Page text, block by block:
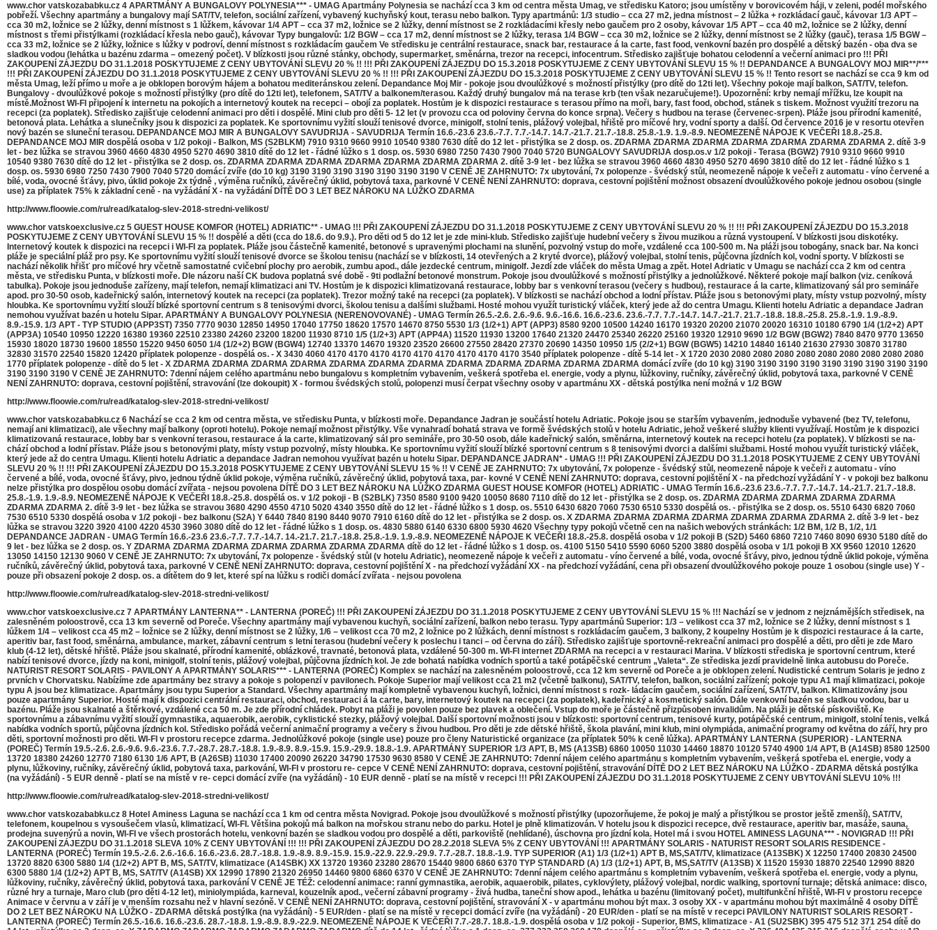
www.chor vatskozababku.cz 4 APARTMÁNY A BUNGALOVY POLYNESIA*** - UMAG Apartmány Polynesia se nachází cca 3 km od centra města Umag, ve středisku Katoro; jsou umístěny v borovicovém háji, v zeleni, podél mořského
pobřeží. Všechny apartmány a bungalovy mají SAT/TV, telefon, sociální zařízení, vybavený kuchyňský kout, terasu nebo balkon. Typy apartmánů: 1/3 studio – cca 27 m2, jedna místnost – 2 lůžka + rozkládací gauč, kávovar 1/3 APT –
cca 30 m2, ložnice se 2 lůžky, denní místnost s 1 lůžkem, kávovar 1/4 APT – cca 37 m2, ložnice se 2 lůžky, denní místnost se 2 rozkládacími křesly nebo gaučem pro 2 osoby, kávovar 1/5 APT – cca 40 m2, ložnice se 2 lůžky, denní
místnost s třemi přistýlkami (rozkládací křesla nebo gauč), kávovar Typy bungalovů: 1/2 BGW – cca 17 m2, denní místnost se 2 lůžky, terasa 1/4 BGW – cca 30 m2, ložnice se 2 lůžky, denní místnost se 2 lůžky (gauč), terasa 1/5 BGW –
cca 33 m2, ložnice se 2 lůžky, ložnice s lůžky v podroví, denní místnost s rozkládacím gaučem Ve středisku je centrální restaurace, snack bar, restaurace á la carte, fast food, venkovní bazén pro dospělé a dětský bazén - oba dva se
sladkou vodou (lehátka u bazénu zdarma – omezený počet). V blízkosti jsou různé stánky, obchody, supermarket, směnárna, trezor na recepci, infocentrum. Středisko zajišťuje bohatou celodenní a večerní animaci pro !!! PŘI
ZAKOUPENÍ ZÁJEZDU DO 31.1.2018 POSKYTUJEME Z CENY UBYTOVÁNÍ SLEVU 20 % !! !!! PŘI ZAKOUPENÍ ZÁJEZDU DO 15.3.2018 POSKYTUJEME Z CENY UBYTOVÁNÍ SLEVU 15 % !! DEPANDANCE A BUNGALOVY MOJ MIR**/***
!!! PŘI ZAKOUPENÍ ZÁJEZDU DO 31.1.2018 POSKYTUJEME Z CENY UBYTOVÁNÍ SLEVU 20 % !! !!! PŘI ZAKOUPENÍ ZÁJEZDU DO 15.3.2018 POSKYTUJEME Z CENY UBYTOVÁNÍ SLEVU 15 % !! Tento resort se nachází se cca 9 km od
města Umag, leží přímo u moře a je obklopen borovým hájem a bohatou mediteránskou zelení. Depandance Moj Mir - pokoje jsou dvoulůžkové s možností přistýlky (pro dítě do 12ti let). Všechny pokoje mají balkon, SAT/TV, telefon.
Bungalovy - dvoulůžkové pokoje s možností přistýlky (pro dítě do 12ti let), telefonem, SAT/TV a balkonem/terasou. Každý druhý bungalov má na terase krb (ten však nezaručujeme!). Upozornění: krby nemají mřížku, lze koupit na
místě.Možnost WI-FI připojení k internetu na pokojích a internetový koutek na recepci – obojí za poplatek. Hostům je k dispozici restaurace s terasou přímo na moři, bary, fast food, obchod, stánek s tiskem. Možnost využití trezoru na
recepci (za poplatek). Středisko zajišťuje celodenní animaci pro děti i dospělé. Mini club pro děti 5- 12 let (v provozu cca od poloviny června do konce srpna). Večery s hudbou na terase (červenec-srpen). Pláže jsou přírodní kamenité,
betonová plata. Lehátka a slunečníky jsou k dispozici za poplatek. Ke sportovnímu vyžití slouží tenisové dvorce, minigolf, stolní tenis, plážový volejbal, hřiště pro míčové hry, vodní sporty a další. Od července 2016 je v resortu otevřen
nový bazén se sluneční terasou. DEPANDANCE MOJ MIR A BUNGALOVY SAVUDRIJA - SAVUDRIJA Termín 16.6.-23.6 23.6.-7.7. 7.7.-14.7. 14.7.-21.7. 21.7.-18.8. 25.8.-1.9. 1.9.-8.9. NEOMEZENĚ NÁPOJE K VEČEŘI 18.8.-25.8.
DEPANDANCE MOJ MIR dospělá osoba v 1/2 pokoji - Balkon, MS (S2BLKM) 7910 9310 9660 9910 10540 9380 7630 dítě do 12 let - přistýlka se 2 dosp. os. ZDARMA ZDARMA ZDARMA ZDARMA ZDARMA ZDARMA ZDARMA 2. dítě 3-9
let - bez lůžka se stravou 3960 4660 4830 4950 5270 4690 3810 dítě do 12 let - řádné lůžko s 1 dosp. os. 5930 6980 7250 7430 7900 7040 5720 BUNGALOVY SAVUDRIJA dosp.os.v 1/2 pokoji - Terasa (BGW2) 7910 9310 9660 9910
10540 9380 7630 dítě do 12 let - přistýlka se 2 dosp. os. ZDARMA ZDARMA ZDARMA ZDARMA ZDARMA ZDARMA ZDARMA 2. dítě 3-9 let - bez lůžka se stravou 3960 4660 4830 4950 5270 4690 3810 dítě do 12 let - řádné lůžko s 1
dosp. os. 5930 6980 7250 7430 7900 7040 5720 domácí zvíře (do 10 kg) 3190 3190 3190 3190 3190 3190 3190 V CENĚ JE ZAHRNUTO: 7x ubytování, 7x polopenze - švédský stůl, neomezeně nápoje k večeři z automatu - víno červené a
bílé, voda, ovocné šťávy, pivo, úklid pokoje 2x týdně , výměna ručníků, závěrečný úklid, pobytová taxa, parkovné V CENĚ NENÍ ZAHRNUTO: doprava, cestovní pojištění možnost obsazení dvoulůžkového pokoje jednou osobou (single
use) za příplatek 75% k základní ceně - na vyžádání X - na vyžádání DÍTĚ DO 3 LET BEZ NÁROKU NA LŮŽKO ZDARMA
http://www.floowie.com/ru/read/katalog-slev-2018-stredni-velikost/
www.chor vatskoexclusive.cz 5 GUEST HOUSE KOMFOR (HOTEL) ADRIATIC** - UMAG !!! PŘI ZAKOUPENÍ ZÁJEZDU DO 31.1.2018 POSKYTUJEME Z CENY UBYTOVÁNÍ SLEVU 20 % !! !!! PŘI ZAKOUPENÍ ZÁJEZDU DO 15.3.2018
POSKYTUJEME Z CENY UBYTOVÁNÍ SLEVU 15 % !! dospělé a děti (cca do 18.6. do 9.9.). Pro děti od 5 do 12 let je zde mini-klub. Středisko zajišťuje hudební večery s živou muzikou a různá vystoupení. V blízkosti jsou diskotéky.
Internetový koutek k dispozici na recepci i WI-FI za poplatek. Pláže jsou částečně kamenité, betonové s upravenými plochami na slunění, pozvolný vstup do moře, vzdálené cca 100-500 m. Na pláži jsou tobogány, snack bar. Na konci
pláže je speciální pláž pro psy. Ke sportovnímu vyžití slouží tenisové dvorce se školou tenisu (nachází se v blízkosti, 14 otevřených a 2 kryté dvorce), plážový volejbal, stolní tenis, půjčovna jízdních kol, vodní sporty. V blízkosti se
nachází několik hřišť pro míčové hry včetně samostatné cvičební plochy pro aerobik, zumbu apod., dále jezdecké centrum, minigolf. Jezdí zde vláček do města Umag a zpět. Hotel Adriatic v Umagu se nachází cca 2 km od centra
města, ve středisku Punta, v blízkosti moře. Dle názoru naší CK budova poplatná své době - 9ti podlažní betonové monstrum. Pokoje jsou dvoulůžkové s možností přistýlky a jednolůžkové. Některé pokoje mají balkon (viz. ceníková
tabulka). Pokoje jsou jednoduše zařízeny, mají telefon, nemají klimatizaci ani TV. Hostům je k dispozici klimatizovaná restaurace, lobby bar s venkovní terasou (večery s hudbou), restaurace á la carte, klimatizovaný sál pro semináře
apod. pro 30-50 osob, kadeřnický salón, internetový koutek na recepci (za poplatek). Trezor možný také na recepci (za poplatek). V blízkosti se nachází obchod a lodní přístav. Pláže jsou s betonovými platy, místy vstup pozvolný, místy
hloubka. Ke sportovnímu vyžití slouží blízké sportovní centrum s 8 tenisovými dvorci, školou tenisu a dalšími službami. Hosté mohou využít turistický vláček, který jede až do centra Umagu. Klienti hotelu Adriatic a depandace Jadran
nemohou využívat bazén u hotelu Sipar. APARTMÁNY A BUNGALOVY POLYNESIA (NERENOVOVANÉ) - UMAG Termín 26.5.-2.6. 2.6.-9.6. 9.6.-16.6. 16.6.-23.6. 23.6.-7.7. 7.7.-14.7. 14.7.-21.7. 21.7.-18.8. 18.8.-25.8. 25.8.-1.9. 1.9.-8.9.
8.9.-15.9. 1/3 APT - TYP STUDIO (APP3ST) 7350 7770 9030 12850 14950 17040 17750 18620 17570 14670 8750 5530 1/3 (1/2+1) APT (APP3) 8580 9200 10500 14240 16170 19320 20200 21070 20020 16310 10180 6790 1/4 (1/2+2) APT
(APP3A) 10540 10950 12220 16380 19360 22510 23380 24260 23200 18200 11930 8710 1/5 (1/2+3) APT (APP4A) 11520 11930 13200 17640 21320 24470 25340 26220 25160 19320 12910 9690 1/2 BGW (BGW2) 7840 8470 9770 13650
15930 18020 18730 19600 18550 15220 9450 6050 1/4 (1/2+2) BGW (BGW4) 12740 13370 14670 19320 23520 26600 27550 28420 27370 20690 14350 10950 1/5 (2/2+1) BGW (BGW5) 14210 14840 16140 21630 27930 30870 31780
32830 31570 22540 15820 12420 příplatek polopenze - dospělá os. - X 3430 4060 4170 4170 4170 4170 4170 4170 4170 4170 4170 3540 příplatek polopenze - dítě 5-14 let - X 1720 2030 2080 2080 2080 2080 2080 2080 2080 2080 2080
1770 příplatek polopenze - dítě do 5 let - X ZDARMA ZDARMA ZDARMA ZDARMA ZDARMA ZDARMA ZDARMA ZDARMA ZDARMA ZDARMA ZDARMA ZDARMA domácí zvíře (do 10 kg) 3190 3190 3190 3190 3190 3190 3190 3190 3190
3190 3190 3190 V CENĚ JE ZAHRNUTO: 7denní nájem celého apartmánu nebo bungalovu s kompletním vybavením, veškerá spotřeba el. energie, vody a plynu, lůžkoviny, ručníky, závěrečný úklid, pobytová taxa, parkovné V CENĚ
NENÍ ZAHRNUTO: doprava, cestovní pojištění, stravování (lze dokoupit) X - formou švédských stolů, polopenzi musí čerpat všechny osoby v apartmánu XX - dětská postýlka není možná v 1/2 BGW
http://www.floowie.com/ru/read/katalog-slev-2018-stredni-velikost/
www.chor vatskozababku.cz 6 Nachází se cca 2 km od centra města, ve středisku Punta, v blízkosti moře. Depandance Jadran je součástí hotelu Adriatic. Pokoje jsou se starším vybavením, jednoduše vybavené (bez TV, telefonu,
nemají ani klimatizaci), ale všechny mají balkony (oproti hotelu). Pokoje nemají možnost přistýlky. Vše vynahradí bohatá strava ve formě švédských stolů v hotelu Adriatic, jehož veškeré služby klienti využívají. Hostům je k dispozici
klimatizovaná restaurace, lobby bar s venkovní terasou, restaurace á la carte, klimatizovaný sál pro semináře, pro 30-50 osob, dále kadeřnický salón, směnárna, internetový koutek na recepci hotelu (za poplatek). V blízkosti se na-
chází obchod a lodní přístav. Pláže jsou s betonovými platy, místy vstup pozvolný, místy hloubka. Ke sportovnímu vyžití slouží blízké sportovní centrum s 8 tenisovými dvorci a dalšími službami. Hosté mohou využít turistický vláček,
který jede až do centra Umagu. Klienti hotelu Adriatic a depandace Jadran nemohou využívat bazén u hotelu Sipar. DEPANDANCE JADRAN* - UMAG !!! PŘI ZAKOUPENÍ ZÁJEZDU DO 31.1.2018 POSKYTUJEME Z CENY UBYTOVÁNÍ
SLEVU 20 % !! !!! PŘI ZAKOUPENÍ ZÁJEZDU DO 15.3.2018 POSKYTUJEME Z CENY UBYTOVÁNÍ SLEVU 15 % !! V CENĚ JE ZAHRNUTO: 7x ubytování, 7x polopenze - švédský stůl, neomezeně nápoje k večeři z automatu - víno
červené a bílé, voda, ovocné šťávy, pivo, jednou týdně úklid pokoje, výměna ručníků, závěrečný úklid, pobytová taxa, par- kovné V CENĚ NENÍ ZAHRNUTO: doprava, cestovní pojištění X - na předchozí vyžádání Y - v pokoji bez balkonu
nelze přistýlka pro dospělou osobu domácí zvířata - nejsou povolena DÍTĚ DO 3 LET BEZ NÁROKU NA LŮŽKO ZDARMA GUEST HOUSE KOMFOR (HOTEL) ADRIATIC - UMAG Termín 16.6.-23.6 23.6.-7.7. 7.7.-14.7. 14.-21.7. 21.7.-18.8.
25.8.-1.9. 1.9.-8.9. NEOMEZENĚ NÁPOJE K VEČEŘI 18.8.-25.8. dospělá os. v 1/2 pokoji - B (S2BLK) 7350 8580 9100 9420 10050 8680 7110 dítě do 12 let - přistýlka se 2 dosp. os. ZDARMA ZDARMA ZDARMA ZDARMA ZDARMA
ZDARMA ZDARMA 2. dítě 3-9 let - bez lůžka se stravou 3680 4290 4550 4710 5020 4340 3550 dítě do 12 let - řádné lůžko s 1 dosp. os. 5510 6430 6820 7060 7530 6510 5330 dospělá os. - přistýlka se 2 dosp. os. 5510 6430 6820 7060
7530 6510 5330 dospělá osoba v 1/2 pokoji - bez balkonu (S2A) Y 6440 7840 8190 8440 9070 7910 6160 dítě do 12 let - přistýlka se 2 dosp. os. X ZDARMA ZDARMA ZDARMA ZDARMA ZDARMA ZDARMA ZDARMA 2. dítě 3-9 let - bez
lůžka se stravou 3220 3920 4100 4220 4530 3960 3080 dítě do 12 let - řádné lůžko s 1 dosp. os. 4830 5880 6140 6330 6800 5930 4620 Všechny typy pokojů včetně cen na našich webových stránkách: 1/2 BM, 1/2 B, 1/2, 1/1
DEPANDANCE JADRAN - UMAG Termín 16.6.-23.6 23.6.-7.7. 7.7.-14.7. 14.-21.7. 21.7.-18.8. 25.8.-1.9. 1.9.-8.9. NEOMEZENĚ NÁPOJE K VEČEŘI 18.8.-25.8. dospělá osoba v 1/2 pokoji B (S2D) 5460 6860 7210 7460 8090 6930 5180 dítě do
9 let - bez lůžka se 2 dosp. os. Y ZDARMA ZDARMA ZDARMA ZDARMA ZDARMA ZDARMA ZDARMA dítě do 12 let - řádné lůžko s 1 dosp. os. 4100 5150 5410 5590 6060 5200 3880 dospělá osoba v 1/1 pokoji B XX 9560 12010 12620
13050 14150 12130 9060 V CENĚ JE ZAHRNUTO: 7x ubytování, 7x polopenze - švédský stůl (v hotelu Adriatic), neomezeně nápoje k večeři z automatu - víno červené a bílé, voda, ovocné šťávy, pivo, jednou týdně úklid pokoje, výměna
ručníků, závěrečný úklid, pobytová taxa, parkovné V CENĚ NENÍ ZAHRNUTO: doprava, cestovní pojištění X - na předchozí vyžádání XX - na předchozí vyžádání, cena při obsazení dvoulůžkového pokoje pouze 1 osobou (single use) Y -
pouze při obsazení pokoje 2 dosp. os. a dítětem do 9 let, které spí na lůžku s rodiči domácí zvířata - nejsou povolena
http://www.floowie.com/ru/read/katalog-slev-2018-stredni-velikost/
www.chor vatskoexclusive.cz 7 APARTMÁNY LANTERNA** - LANTERNA (POREČ) !!! PŘI ZAKOUPENÍ ZÁJEZDU DO 31.1.2018 POSKYTUJEME Z CENY UBYTOVÁNÍ SLEVU 15 % !!! Nachází se v jednom z nejznámějších středisek, na
zalesněném poloostrově, cca 13 km severně od Poreče. Všechny apartmány mají vybavenou kuchyň, sociální zařízení, balkon nebo terasu. Typy apartmánů Superior: 1/3 – velikost cca 37 m2, ložnice se 2 lůžky, denní místnost s 1
lůžkem 1/4 – velikost cca 45 m2 – ložnice se 2 lůžky, denní místnost se 2 lůžky, 1/6 – velikost cca 70 m2, 2 ložnice po 2 lůžkách, denní místnost s rozkládacím gaučem, 3 balkony, 2 koupelny Hostům je k dispozici restaurace á la carte,
aperitiv bar, fast food, směnárna, ambulance, market, zábavní centrum s letní terasou (hudební večery k poslechu i tanci – od června do září). Středisko zajišťuje sportovně-rekreační animaci pro dospělé a děti, pro děti je zde Maro
klub (4-12 let), dětské hřiště. Pláže jsou skalnaté, přírodní kamenité, oblázkové, travnaté, betonová plata, vzdálené 50-300 m. WI-FI internet ZDARMA na recepci a v restauraci Marina. V blízkosti střediska je sportovní centrum, které
nabízí tenisové dvorce, jízdy na koni, minigolf, stolní tenis, plážový volejbal, půjčovna jízdních kol. Je zde bohatá nabídka vodních sportů a také potápěčské centrum „Valeta“. Ze střediska jezdí pravidelně linka autobusu do Poreče.
NATURIST RESORT SOLARIS - PAVILONY A APARTMÁNY SOLARIS*** - LANTERNA (POREČ) Komplex se nachází na zalesněném poloostrově, cca 12 km severně od Poreče a je obklopen zelení. Nudistické centrum Solaris je jedno z
prvních v Chorvatsku. Nabízíme zde apartmány bez stravy a pokoje s polopenzí v pavilonech. Pokoje Superior mají velikost cca 21 m2 (včetně balkonu), SAT/TV, telefon, balkon, sociální zařízení; pokoje typu A1 mají klimatizaci, pokoje
typu A jsou bez klimatizace. Apartmány jsou typu Superior a Standard. Všechny apartmány mají kompletně vybavenou kuchyň, ložnici, denní místnost s rozk- ládacím gaučem, sociální zařízení, SAT/TV, balkon. Klimatizovány jsou
pouze apartmány Superior. Hosté mají k dispozici centrální restauraci, obchod, restauraci á la carte, bary, internetový koutek na recepci (za poplatek), kadeřnický a kosmetický salón. Dále venkovní bazén se sladkou vodou, bar u
bazénu. Pláže jsou skalnaté a štěrkové, vzdálené cca 50 m. Je zde přírodní chládek. Pobyt na pláži je povolen pouze bez plavek a oblečení. Vstup do moře je částečně přizpůsoben invalidům. Na pláži je dětské pískoviště. Ke
sportovnímu a zábavnímu vyžití slouží gymnastika, aquaerobik, aerobik, cyklistické stezky, plážový volejbal. Další sportovní možnosti jsou v blízkosti: sportovní centrum, tenisové kurty, potápěčské centrum, minigolf, stolní tenis, velká
nabídka vodních sportů, půjčovna jízdních kol. Středisko pořádá večerní animační programy a večery s živou hudbou. Pro děti je zde dětské hřiště, škola plavání, mini klub, mini olympiáda, animační programy od května do září, hry pro
děti, sportovní možnosti pro děti. WI-FI v prostoru recepce zdarma. Jednolůžkové pokoje (single use) pouze pro členy Naturistické organizace (za příplatek 50% k ceně lůžka). APARTMÁNY LANTERNA (SUPERIOR) - LANTERNA
(POREČ) Termín 19.5.-2.6. 2.6.-9.6. 9.6.-23.6. 7.7.-28.7. 28.7.-18.8. 1.9.-8.9. 8.9.-15.9. 15.9.-29.9. 18.8.-1.9. APARTMÁNY SUPERIOR 1/3 APT, B, MS (A13SB) 6860 10050 11030 14460 18870 10120 5740 4900 1/4 APT, B (A14SB) 8580 12500
13720 18380 24260 12770 7180 6130 1/6 APT, B (A26SB) 11030 17400 20090 26220 34790 17530 9630 8580 V CENĚ JE ZAHRNUTO: 7denní nájem celého apartmánu s kompletním vybavením, veškerá spotřeba el. energie, vody a
plynu, lůžkoviny, ručníky, závěrečný úklid, pobytová taxa, parkování, WI-FI v prostoru re- cepce V CENĚ NENÍ ZAHRNUTO: doprava, cestovní pojištění, stravování DÍTĚ DO 2 LET BEZ NÁROKU NA LŮŽKO - ZDARMA dětská postýlka
(na vyžádání) - 5 EUR denně - platí se na místě v re- cepci domácí zvíře (na vyžádání) - 10 EUR denně - platí se na místě v recepci !!! PŘI ZAKOUPENÍ ZÁJEZDU DO 31.1.2018 POSKYTUJEME Z CENY UBYTOVÁNÍ SLEVU 10% !!!
http://www.floowie.com/ru/read/katalog-slev-2018-stredni-velikost/
www.chor vatskozababku.cz 8 Hotel Aminess Laguna se nachází cca 1 km od centra města Novigrad. Pokoje jsou dvoulůžkové s možností přistýlky (upozorňujeme, že pokoj je malý a přistýlkou se prostor ještě zmenší), SAT/TV,
telefonem, koupelnou s vysoušečem vlasů, klimatizací, WI-FI. Většina pokojů má balkon na mořskou stranu nebo do parku. Hotel je plně klimatizován. V hotelu jsou k dispozici recepce, dvě restaurace, aperitiv bar, masáže, sauna,
prodejna suvenýrů a novin, WI-FI ve všech prostorách hotelu, venkovní bazén se sladkou vodou pro dospělé a děti, parkoviště (nehlídané), úschovna pro jízdní kola. Hotel má i svou HOTEL AMINESS LAGUNA*** - NOVIGRAD !!! PŘI
ZAKOUPENÍ ZÁJEZDU DO 31.1.2018 SLEVA 10% Z CENY UBYTOVÁNÍ !!! !!! PŘI ZAKOUPENÍ ZÁJEZDU DO 28.2.2018 SLEVA 5% Z CENY UBYTOVÁNÍ !!! APARTMÁNY SOLARIS - NATURIST RESORT SOLARIS RESIDENCE -
LANTERNA (POREČ) Termín 19.5.-2.6. 2.6.-16.6. 16.6.-23.6. 28.7.-18.8. 1.9.-8.9. 8.9.-15.9. 15.9.-22.9. 22.9.-29.9. 7.7.-28.7. 18.8.-1.9. TYP SUPERIOR (A1) 1/3 (1/2+1) APT B, MS,SAT/TV, klimatizace (A13SBK) X 12250 17400 20830 24500
13720 8820 6300 5880 1/4 (1/2+2) APT B, MS, SAT/TV, klimatizace (A14SBK) XX 13720 19360 23280 28670 15440 9800 6860 6370 TYP STANDARD (A) 1/3 (1/2+1) APT, B, MS,SAT/TV (A13SB) X 11520 15930 18870 22540 12990 8820
6300 5880 1/4 (1/2+2) APT B, MS, SAT/TV (A14SB) XX 12990 17890 21320 26950 14460 9800 6860 6370 V CENĚ JE ZAHRNUTO: 7denní nájem celého apartmánu s kompletním vybavením, veškerá spotřeba el. energie, vody a plynu,
lůžkoviny, ručníky, závěrečný úklid, pobytová taxa, parkování V CENĚ JE TÉŽ: celodenní animace: ranní gymnastika, aerobik, aquaerobik, pilates, cyklovýlety, plážový volejbal, nordic walking, sportovní turnaje; dětská animace: disco,
různé hry a turnaje, Maro club (pro děti 4-12 let), miniolympiáda, karneval, kouzelník apod., večerní zábavní programy - živá hudba, taneční show apod., lehátka u bazénu (limitovaný počet), multifunkční hřiště, WI-FI v prostoru recepce
Animace v červnu a v září je v menším rozsahu než v hlavní sezóně. V CENĚ NENÍ ZAHRNUTO: doprava, cestovní pojištění, stravování X - v apartmánu mohou být max. 3 osoby XX - v apartmánu mohou být maximálně 4 osoby DÍTĚ
DO 2 LET BEZ NÁROKU NA LŮŽKO - ZDARMA dětská postýlka (na vyžádání) - 5 EUR/den - platí se na místě v recepci domácí zvíře (na vyžádání) - 20 EUR/den - platí se na místě v recepci PAVILONY NATURIST SOLARIS RESORT -
LANTERNA (POREČ) Termín 26.5.-16.6. 16.6.-23.6. 28.7.-18.8. 1.9.-8.9. 8.9.-22.9. NEOMEZENĚ NÁPOJE K VEČEŘI 7.7.-28.7. 18.8.-1.9. dospělá osoba v 1/2 pokoji - Superior, BMS, klimatizace - A1 (SU2SBK) 395 475 512 371 254 dítě do